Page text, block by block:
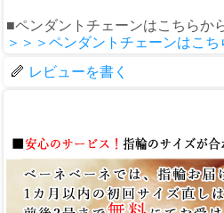
■ペンダントチェーンはこちらか
＞＞＞ペンダントチェーンはこち
レビューを書く